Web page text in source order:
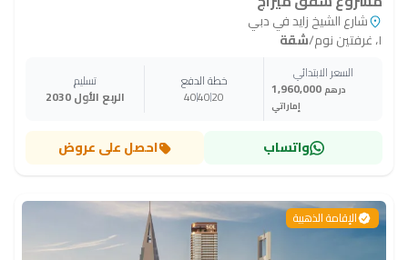
شارع الشيخ زايد في دبي
١، غرفتين نوم
/شقة
السعر الابتدائي
1,960,000 درهم
إماراتي
خطة الدفع
20
40
40
تسليم
الربع الأول 2030
واتساب احصل على عروض
الإقامة الذهبية